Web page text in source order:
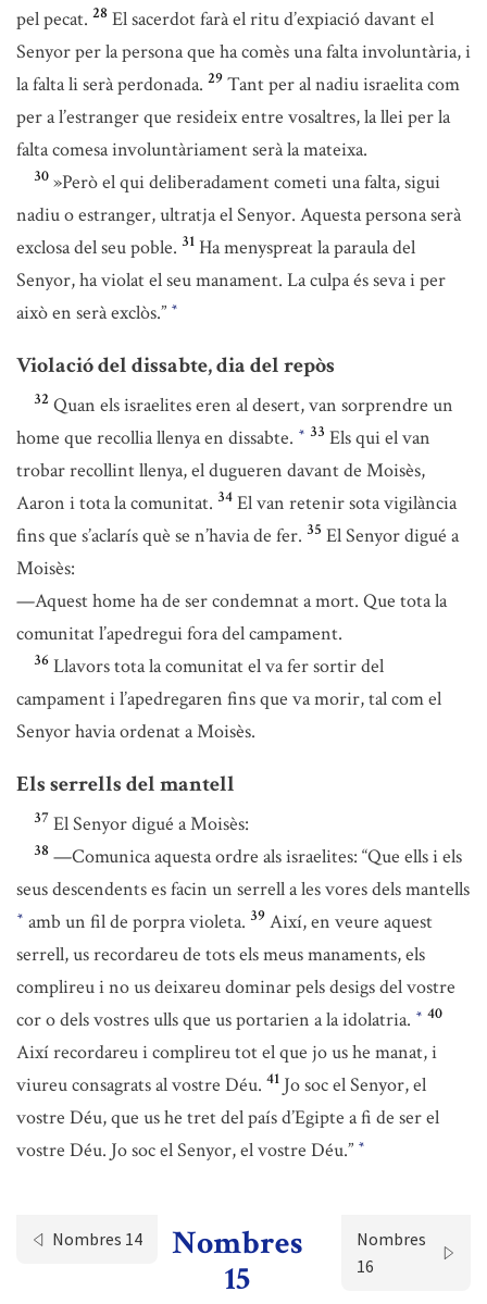
pel pecat. 28 El sacerdot farà el ritu d’expiació davant el
Senyor per la persona que ha comès una falta involuntària, i
la falta li serà perdonada. 29 Tant per al nadiu israelita com
per a l’estranger que resideix entre vosaltres, la llei per la
falta comesa involuntàriament serà la mateixa.
30 »Però el qui deliberadament cometi una falta, sigui
nadiu o estranger, ultratja el Senyor. Aquesta persona serà
exclosa del seu poble. 31 Ha menyspreat la paraula del
Senyor, ha violat el seu manament. La culpa és seva i per
això en serà exclòs.” *
Violació del dissabte, dia del repòs
32 Quan els israelites eren al desert, van sorprendre un
home que recollia llenya en dissabte. * 33 Els qui el van
trobar recollint llenya, el dugueren davant de Moisès,
Aaron i tota la comunitat. 34 El van retenir sota vigilància
fins que s’aclarís què se n’havia de fer. 35 El Senyor digué a
Moisès:
—Aquest home ha de ser condemnat a mort. Que tota la
comunitat l’apedregui fora del campament.
36 Llavors tota la comunitat el va fer sortir del
campament i l’apedregaren fins que va morir, tal com el
Senyor havia ordenat a Moisès.
Els serrells del mantell
37 El Senyor digué a Moisès:
38 —Comunica aquesta ordre als israelites: “Que ells i els
seus descendents es facin un serrell a les vores dels mantells
* amb un fil de porpra violeta. 39 Així, en veure aquest
serrell, us recordareu de tots els meus manaments, els
complireu i no us deixareu dominar pels desigs del vostre
cor o dels vostres ulls que us portarien a la idolatria. * 40
Així recordareu i complireu tot el que jo us he manat, i
viureu consagrats al vostre Déu. 41 Jo soc el Senyor, el
vostre Déu, que us he tret del país d’Egipte a fi de ser el
vostre Déu. Jo soc el Senyor, el vostre Déu.” *
Nombres 14
Nombres
15
Nombres
16